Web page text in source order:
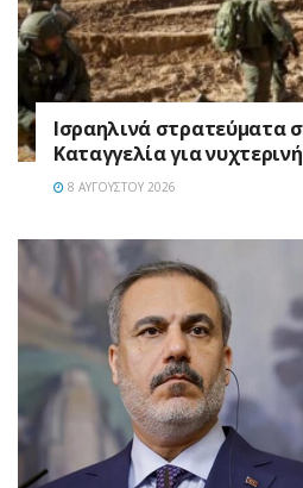
Ισραηλινά στρατεύματα
Καταγγελία για
8 ΑΥΓΟΎΣΤΟΥ 2026